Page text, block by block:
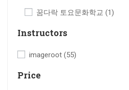
꿈다락 토요문화학교 (1)
Instructors
imageroot (55)
Price